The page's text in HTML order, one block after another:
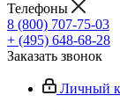
Телефоны
8 (800) 707-75-03
+ (495) 648-68-28
Заказать звонок
Личный